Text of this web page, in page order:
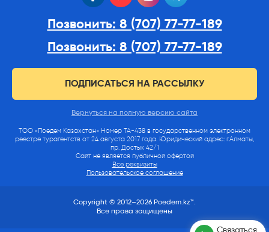
Связаться
Позвонить: 8 (707) 77-77-189
Позвонить: 8 (707) 77-77-189
ПОДПИСАТЬСЯ НА РАССЫЛКУ
Вернуться на полную версию сайта
ТОО «Поедем Казахстан» Номер ТА-438 в государственном электронном
реестре турагентств от 24 августа 2017 года. Юридический адрес: г.Алматы,
пр. Достык 42/1
Сайт не является публичной офертой
Все реквизиты
Пользовательское соглашение
Copyright © 2012–2026 Poedem.kz™.
Все права защищены